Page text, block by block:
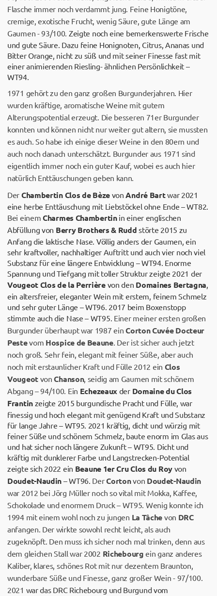
Flasche immer noch verdammt jung. Feine Honigtöne,
cremige, exotische Frucht, wenig Säure, gute Länge am
Gaumen - 93/100. Zeigte noch eine bemerkenswerte Frische
und gute Säure. Dazu feine Honignoten, Citrus, Ananas und
Bitter Orange, nicht zu süß und mit seiner Finesse fast mit
einer animierenden Riesling- ähnlichen Persönlichkeit –
WT94.
1971 gehört zu den ganz großen Burgunderjahren. Hier
wurden kräftige, aromatische Weine mit gutem
Alterungspotential erzeugt. Die besseren 71er Burgunder
konnten und können nicht nur weiter gut altern, sie mussten
es auch. So habe ich einige dieser Weine in den 80ern und
auch noch danach unterschätzt. Burgunder aus 1971 sind
eigentlich immer noch ein guter Kauf, wobei es auch hier
natürlich Enttäuschungen geben kann.
Der Chambertin Clos de BèzevonAndré Bartwar 2021
eine herbe Enttäuschung mit Liebstöckel ohne Ende – WT82.
Bei einem Charmes Chambertinin einer englischen
Abfüllung von Berry Brothers & Rudd störte 2015 zu
Anfang die laktische Nase. Völlig anders der Gaumen, ein
sehr kraftvoller, nachhaltiger Auftritt und auch vier noch viel
Substanz für eine längere Entwicklung – WT94. Enorme
Spannung und Tiefgang mit toller Struktur zeigte 2021 der
Vougeot Clos de la Perrièrevon den Domaines Bertagna,
ein altersfreier, eleganter Wein mit erstem, feinem Schmelz
und sehr guter Länge – WT96. 2017 beim Boxenstopp
stimmte auch die Nase – WT95. Einer meiner ersten großen
Burgunder überhaupt war 1987 einCorton Cuvée Docteur
Pestevom Hospice de Beaune. Der ist sicher auch jetzt
noch groß. Sehr fein, elegant mit feiner Süße, aber auch
noch mit erstaunlicher Kraft und Fülle 2012 ein Clos
VougeotvonChanson, seidig am Gaumen mit schönem
Abgang – 94/100. Ein Echezeaux der Domaine du Clos
Frantinzeigte 2015 burgundische Pracht und Fülle, war
finessig und hoch elegant mit genügend Kraft und Substanz
für lange Jahre – WT95. 2021 kräftig, dicht und würzig mit
feiner Süße und schönem Schmelz, baute enorm im Glas aus
und hat sicher noch längere Zukunft – WT95. Dicht und
kräftig mit dunklerer Farbe und Langstrecken-Potential
zeigte sich 2022 ein Beaune 1er Cru Clos du Royvon
Doudet-Naudin – WT96. DerCortonvon Doudet-Naudin
war 2012 bei Jörg Müller noch so vital mit Mokka, Kaffee,
Schokolade und enormem Druck – WT95. Wenig konnte ich
1994 mit einem wohl noch zu jungen La Tâche von DRC
anfangen. Der wirkte sowohl recht leicht, als auch
zugeknöpft. Den muss ich sicher noch mal trinken, denn aus
dem gleichen Stall war 2002 Richebourg ein ganz anderes
Kaliber, klares, schönes Rot mit nur dezentem Braunton,
wunderbare Süße und Finesse, ganz großer Wein - 97/100.
2021 war das DRC Richebourg und Burgund vom